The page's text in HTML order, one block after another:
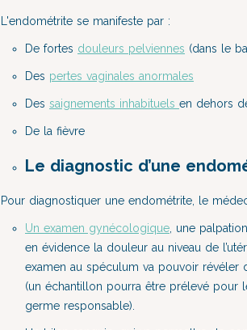
L'endométrite se manifeste par :
De fortes douleurs pelviennes (dans le
Des pertes vaginales anormales
Des saignements inhabituels en dehors
De la fièvre
Le diagnostic d’une
Pour diagnostiquer une endométrite, le
Un examen gynécologique , une
en évidence la douleur au niveau de
examen au spéculum va pouvoir révéler
(un échantillon pourra être prélevé pour
germe responsable).